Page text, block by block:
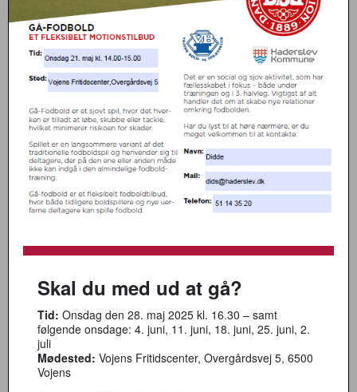
Skal du med ud at gå?
Tid: Onsdag den 28. maj 2025 kl. 16.30 – samt
følgende onsdage: 4. juni, 11. juni, 18. juni, 25. juni, 2.
juli
Mødested: Vojens Fritidscenter, Overgårdsvej 5, 6500
Vojens